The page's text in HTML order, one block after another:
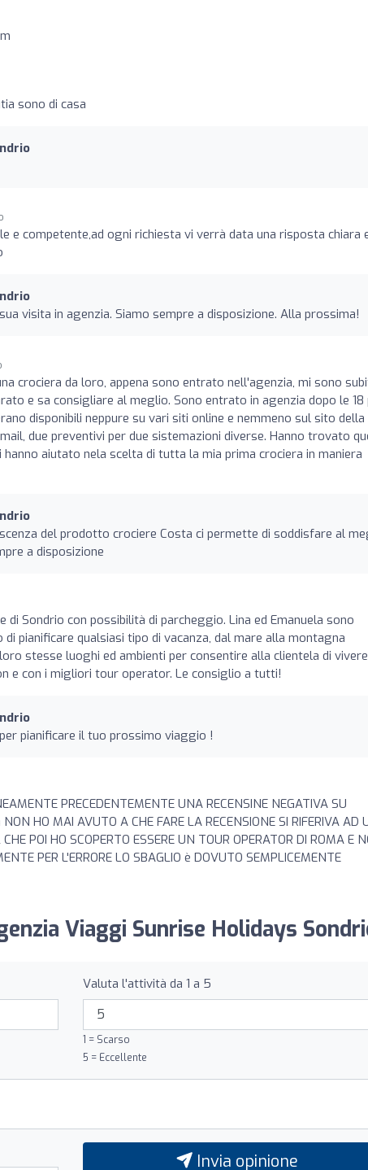
sono di casa
e competente,ad ogni richiesta vi verrà data una risposta chiara
visita in agenzia. Siamo sempre a disposizione. Alla prossima!
crociera da loro, appena sono entrato nell'agenzia, mi sono
e sa consigliare al meglio. Sono entrato in agenzia dopo le 18
disponibili neppure su vari siti online e nemmeno sul sito della
due preventivi per due sistemazioni diverse. Hanno trovato
aiutato nela scelta di tutta la mia prima crociera in maniera
del prodotto crociere Costa ci permette di soddisfare al
a disposizione
di Sondrio con possibilità di parcheggio. Lina ed Emanuela sono
pianificare qualsiasi tipo di vacanza, dal mare alla montagna
stesse luoghi ed ambienti per consentire alla clientela di
e con i migliori tour operator. Le consiglio a tutti!
pianificare il tuo prossimo viaggio !
PRECEDENTEMENTE UNA RECENSINE NEGATIVA SU
HO MAI AVUTO A CHE FARE LA RECENSIONE SI RIFERIVA AD
POI HO SCOPERTO ESSERE UN TOUR OPERATOR DI ROMA E
PER L'ERRORE LO SBAGLIO è DOVUTO SEMPLICEMENTE
Viaggi Sunrise Holidays
Valuta l'attività da 1 a 5
1 = Scarso
5 = Eccellente
Invia opinione